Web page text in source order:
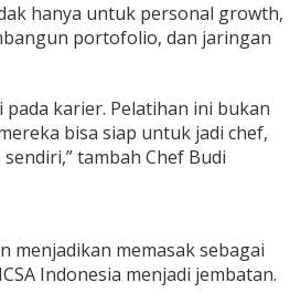
hanya untuk personal growth,
portofolio, dan jaringan
karier. Pelatihan ini bukan
bisa siap untuk jadi chef,
tambah Chef Budi
menjadikan memasak sebagai
Indonesia menjadi jembatan.
Di Daerah, Nasional